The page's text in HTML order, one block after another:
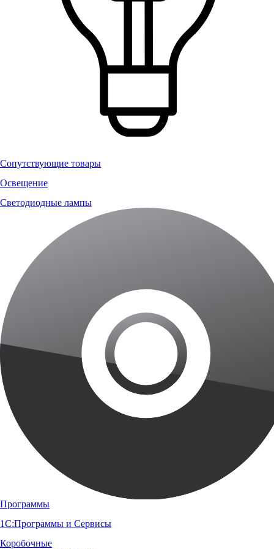
Сопутствующие товары
Освещение
Светодиодные лампы
Программы
1С:Программы и Сервисы
Коробочные